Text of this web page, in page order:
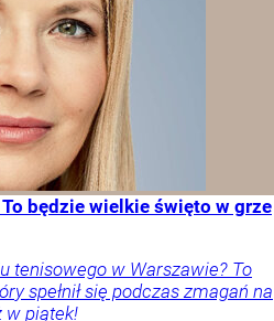
będzie wielkie święto w grze
tenisowego w Warszawie? To
spełnił się podczas zmagań na
w piątek!